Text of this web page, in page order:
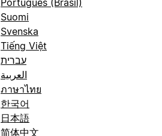
Suomi
Svenska
Tiếng Việt
עברית
العربية
ภาษาไทย
한국어
日本語
简体中文